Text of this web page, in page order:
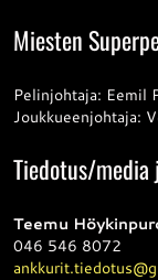
Miesten
Pelinjohtaja: Eemil
Joukkueenjohtaja:
Tiedotus/media
Teemu
046 546 8072